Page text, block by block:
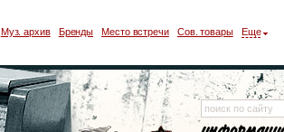
Муз. архив Бренды Место встречи Сов. товары Еще